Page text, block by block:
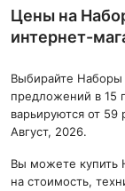
Цены на
интернет-
Выбирайте Наборы
предложений в 15
варьируются от
Август, 2026.
Вы можете купить
на стоимость,